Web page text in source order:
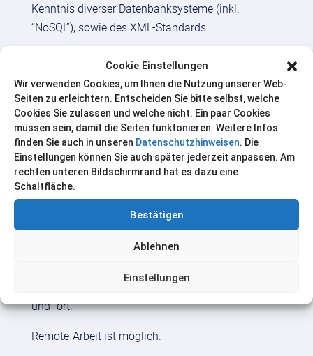
Cookie Einstellungen
Wir verwenden Cookies, um Ihnen die Nutzung unserer Web-
Seiten zu erleichtern. Entscheiden Sie bitte selbst, welche
Cookies Sie zulassen und welche nicht. Ein paar Cookies
müssen sein, damit die Seiten funktonieren. Weitere Infos
finden Sie auch in unseren Datenschutzhinweisen. Die
Einstellungen können Sie auch später jederzeit anpassen. Am
rechten unteren Bildschirmrand hat es dazu eine
Schaltfläche.
Bestätigen
Ablehnen
Einstellungen
Kenntnis diverser Datenbanksysteme (inkl.
“NoSQL”), sowie des XML-Standards.
Bildung, Wissenschaft arbeiten möchtest. Die
Gegenstände, um die wir uns täglich kümmern,
sind digitalisierte Autorhandschriften,
Kunstdenkmäler, Sprachdaten usw.
Das gibt es noch bei uns
Familiäre Unternehmenskultur,
eigenverantwortliche Teams aus verschiedenen
Bereichen, sympathische Kollegen, einen
abwechslungsreichen, anspruchsvollen Job in
ggf. auch mit Flexibilität in Hinsicht auf Arbeitszeit
und -ort.
Remote-Arbeit ist möglich.